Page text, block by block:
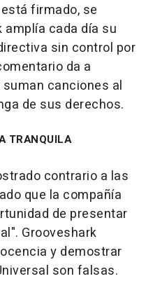
firmado, se
amplía cada día su
sin control por
da a
canciones al
de sus derechos.
TRANQUILA
contrario a las
que la compañía
de presentar
Grooveshark
y demostrar
son falsas.